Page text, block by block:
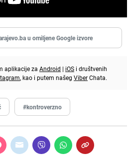
u omiljene Google izvore
aplikacije za Android | iOS i društvenih
, kao i putem našeg ViberChata.
#kontroverzno